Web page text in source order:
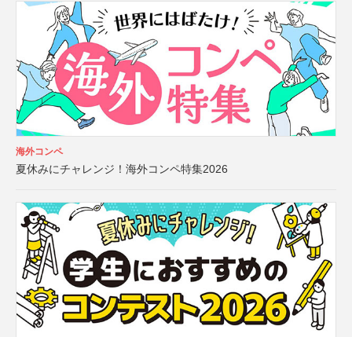
海外コンペ
夏休みにチャレンジ！海外コンペ特集2026